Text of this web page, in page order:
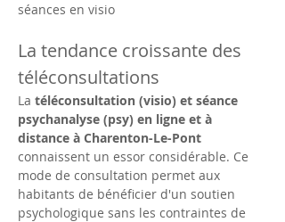
séances en visio
La tendance croissante des
téléconsultations
La téléconsultation (visio) et séance
psychanalyse (psy) en ligne et à
distance à Charenton-Le-Pont
connaissent un essor considérable. Ce
mode de consultation permet aux
habitants de bénéficier d'un soutien
psychologique sans les contraintes de